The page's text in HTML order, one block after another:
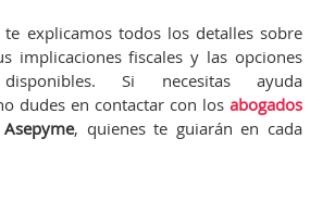
te explicamos todos los detalles sobre
implicaciones fiscales y las opciones
Si necesitas ayuda
dudes en contactar con los abogados
, quienes te guiarán en cada